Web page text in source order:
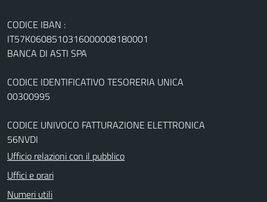
CODICE IBAN :
IT57K0608510316000008180001
BANCA DI ASTI SPA
CODICE IDENTIFICATIVO TESORERIA UNICA
00300995
CODICE UNIVOCO FATTURAZIONE ELETTRONICA
56NVDI
Ufficio relazioni con il pubblico
Uffici e orari
Numeri utili